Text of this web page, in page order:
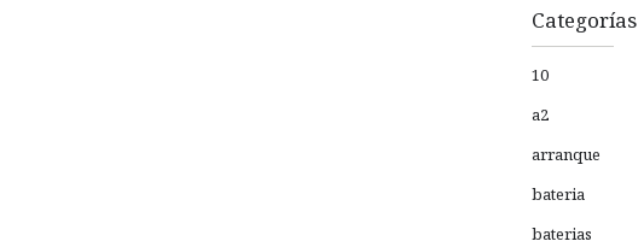
Categorías
10
a2
arranque
bateria
baterias